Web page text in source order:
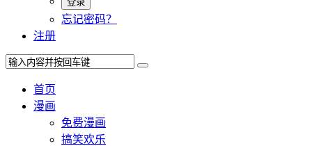
忘记密码？
注册
首页
漫画
免费漫画
搞笑欢乐